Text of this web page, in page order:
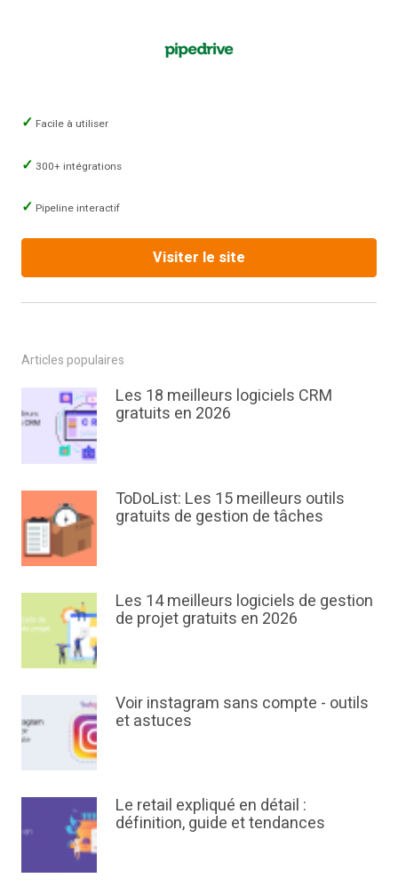
Facile à utiliser
300+ intégrations
Pipeline interactif
Visiter le site
Articles populaires
Les 18 meilleurs logiciels CRM
gratuits en 2026
ToDoList: Les 15 meilleurs outils
gratuits de gestion de tâches
Les 14 meilleurs logiciels de gestion
de projet gratuits en 2026
Voir instagram sans compte - outils
et astuces
Le retail expliqué en détail :
définition, guide et tendances